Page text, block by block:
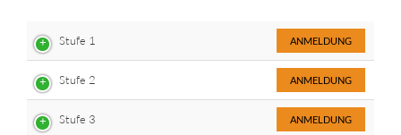
Stufe 1 ANMELDUNG
Stufe 2 ANMELDUNG
Stufe 3 ANMELDUNG